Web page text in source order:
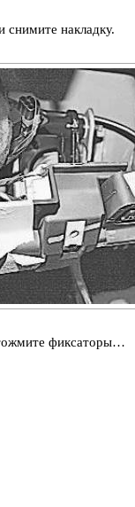
накладку.
фиксаторы…